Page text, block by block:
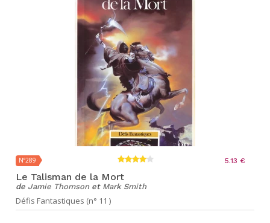
N°289 5.13 €
Le Talisman de la Mort
de Jamie Thomson et Mark Smith
Défis Fantastiques (n° 11 )